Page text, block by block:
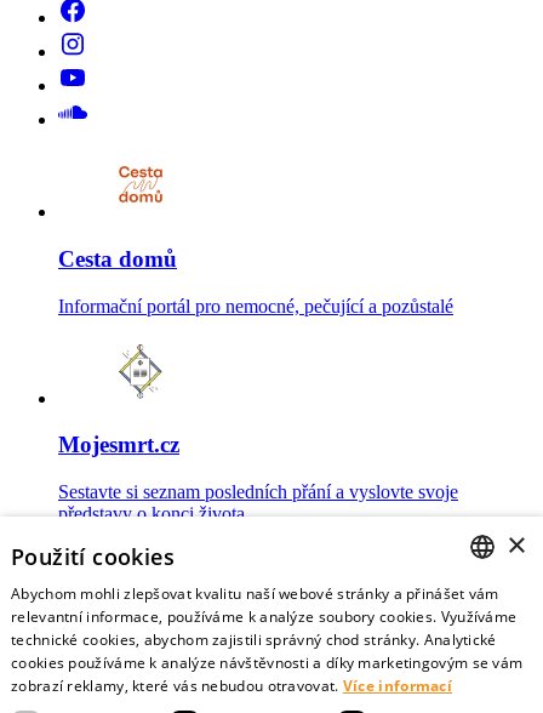
Cesta domů
Informační portál pro nemocné, pečující a pozůstalé
Mojesmrt.cz
Sestavte si seznam posledních přání a vyslovte svoje
představy o konci života
Data o umírání
Nejnovější data o postojích veřejnosti a zdravotníků k umírání
CZECH
ENGLISH
×
Použití cookies
Abychom mohli zlepšovat kvalitu naší webové stránky a přinášet vám
relevantní informace, používáme k analýze soubory cookies. Využíváme
technické cookies, abychom zajistili správný chod stránky. Analytické
cookies používáme k analýze návštěvnosti a díky marketingovým se vám
zobrazí reklamy, které vás nebudou otravovat. Více informací